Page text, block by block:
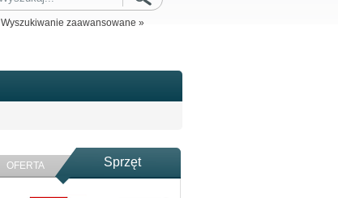
Wyszukiwanie zaawansowane »
OFERTA Sprzęt